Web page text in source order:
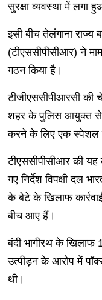
सुरक्षा व्यवस्था में लगा
इसी बीच तेलंगाना
(टीएससीपीसीआर) ने
गठन किया है।
टीजीएससीपीआरसी की
शहर के पुलिस आयुक्त से
करने के लिए एक स्पेशल
टीएससीपीसीआर की यह
गए निर्देश विपक्षी दल
के बेटे के खिलाफ
बीच आए हैं।
बंदी भागीरथ के खिलाफ
उत्पीड़न के आरोप में
थी।